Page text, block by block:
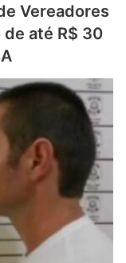
Vereadores
até R$ 30